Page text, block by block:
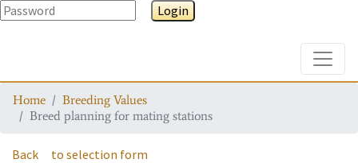
Login
Home
Breeding Values
Breed planning for mating stations
Back to selection form